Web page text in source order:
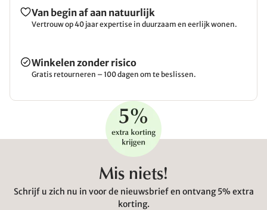
Van begin af aan natuurlijk
Vertrouw op 40 jaar expertise in duurzaam en eerlijk wonen.
Winkelen zonder risico
Gratis retourneren – 100 dagen om te beslissen.
Mis niets!
Schrijf u zich nu in voor de nieuwsbrief en ontvang 5% extra
korting.